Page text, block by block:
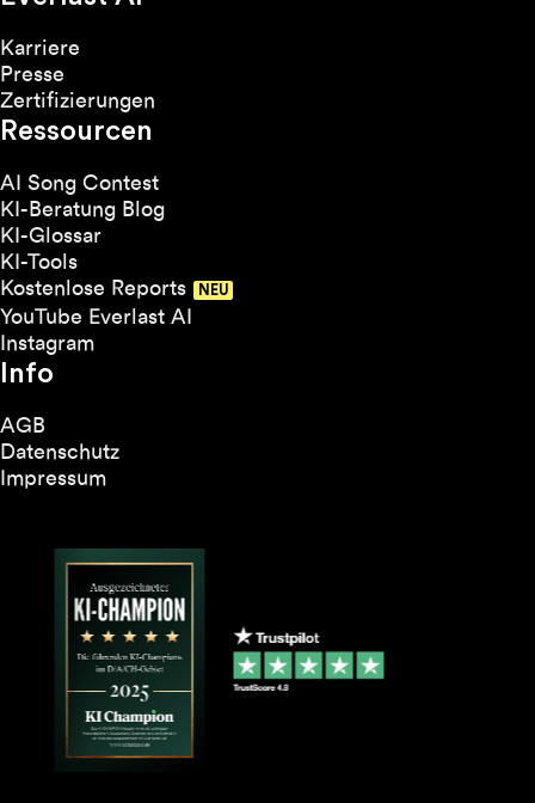
Karriere
Presse
Zertifizierungen
Ressourcen
AI Song Contest
KI-Beratung Blog
KI-Glossar
KI-Tools
Kostenlose Reports
YouTube Everlast AI
Instagram
Info
AGB
Datenschutz
Impressum